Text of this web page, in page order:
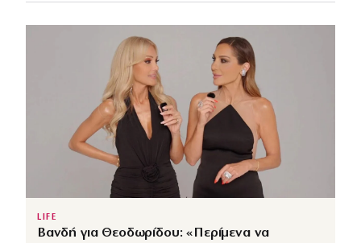
LIFE
Βανδή για Θεοδωρίδου: «Περίμενα να